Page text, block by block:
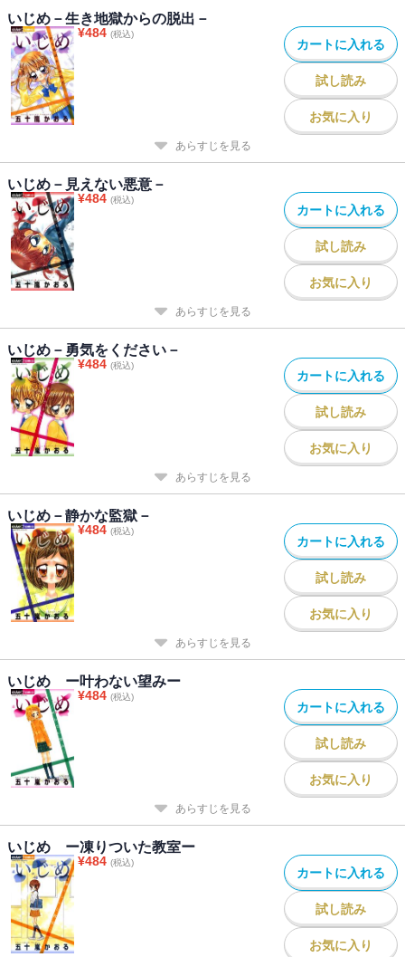
いじめ－生き地獄からの脱出－
¥484 (税込)
カートに入れる
試し読み
お気に入り
あらすじを見る
いじめ－見えない悪意－
¥484 (税込)
カートに入れる
試し読み
お気に入り
あらすじを見る
いじめ－勇気をください－
¥484 (税込)
カートに入れる
試し読み
お気に入り
あらすじを見る
いじめ－静かな監獄－
¥484 (税込)
カートに入れる
試し読み
お気に入り
あらすじを見る
いじめ ー叶わない望みー
¥484 (税込)
カートに入れる
試し読み
お気に入り
あらすじを見る
いじめ ー凍りついた教室ー
¥484 (税込)
カートに入れる
試し読み
お気に入り